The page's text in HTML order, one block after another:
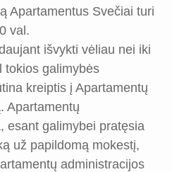
Apartamentus Svečiai turi
val.
išvykti vėliau nei iki
tokios galimybės
kreiptis į Apartamentų
Apartamentų
esant galimybei pratęsia
už papildomą mokestį,
administracijos